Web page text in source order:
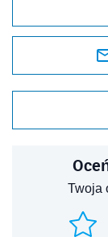
Twoja